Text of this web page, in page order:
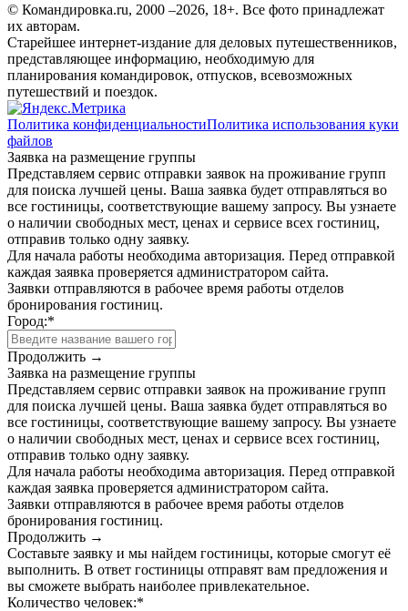
© Командировка.ru, 2000 –2026, 18+. Все фото принадлежат
их авторам.
Старейшее интернет-издание для деловых путешественников,
представляющее информацию, необходимую для
планирования командировок, отпусков, всевозможных
путешествий и поездок.
Политика конфиденциальностиПолитика использования куки
файлов
Заявка на размещение группы
Представляем сервис отправки заявок на проживание групп
для поиска лучшей цены. Ваша заявка будет отправляться во
все гостиницы, соответствующие вашему запросу. Вы узнаете
о наличии свободных мест, ценах и сервисе всех гостиниц,
отправив только одну заявку.
Для начала работы необходима авторизация. Перед отправкой
каждая заявка проверяется администратором сайта.
Заявки отправляются в рабочее время работы отделов
бронирования гостиниц.
Город:*
Продолжить →
Заявка на размещение группы
Представляем сервис отправки заявок на проживание групп
для поиска лучшей цены. Ваша заявка будет отправляться во
все гостиницы, соответствующие вашему запросу. Вы узнаете
о наличии свободных мест, ценах и сервисе всех гостиниц,
отправив только одну заявку.
Для начала работы необходима авторизация. Перед отправкой
каждая заявка проверяется администратором сайта.
Заявки отправляются в рабочее время работы отделов
бронирования гостиниц.
Продолжить →
Составьте заявку и мы найдем гостиницы, которые смогут её
выполнить. В ответ гостиницы отправят вам предложения и
вы сможете выбрать наиболее привлекательное.
Количество человек:*